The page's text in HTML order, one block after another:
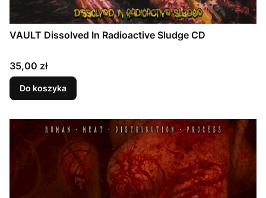
VAULT Dissolved In Radioactive Sludge CD
Cena
35,00 zł
Do koszyka